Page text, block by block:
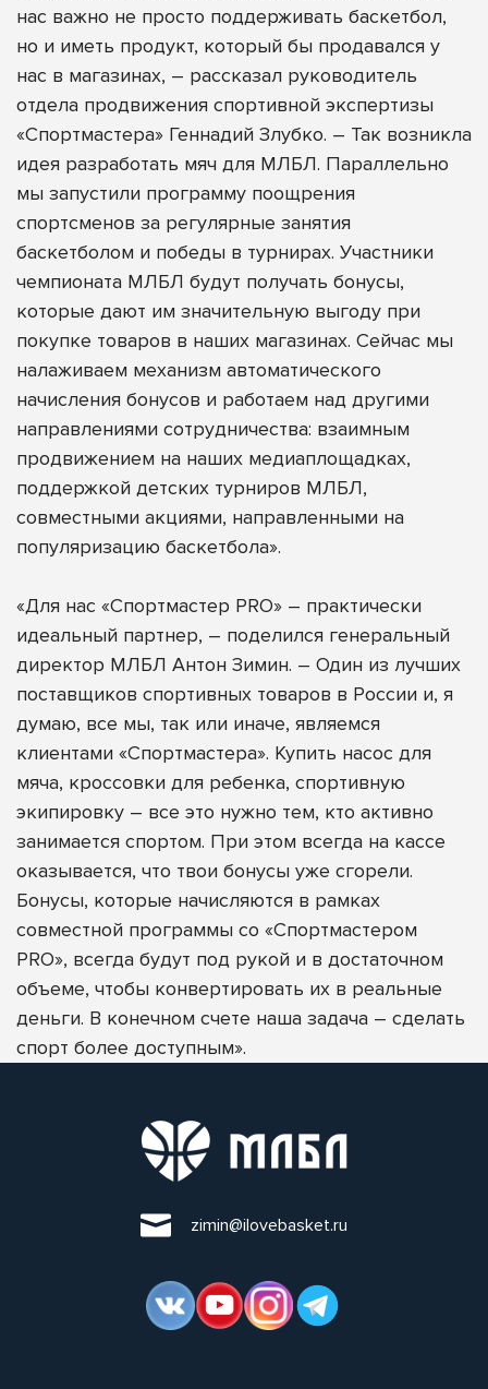
нас важно не просто поддерживать баскетбол,
но и иметь продукт, который бы продавался у
нас в магазинах, – рассказал руководитель
отдела продвижения спортивной экспертизы
«Спортмастера» Геннадий Злубко. – Так возникла
идея разработать мяч для МЛБЛ. Параллельно
мы запустили программу поощрения
спортсменов за регулярные занятия
баскетболом и победы в турнирах. Участники
чемпионата МЛБЛ будут получать бонусы,
которые дают им значительную выгоду при
покупке товаров в наших магазинах. Сейчас мы
налаживаем механизм автоматического
начисления бонусов и работаем над другими
направлениями сотрудничества: взаимным
продвижением на наших медиаплощадках,
поддержкой детских турниров МЛБЛ,
совместными акциями, направленными на
популяризацию баскетбола».
«Для нас «Спортмастер PRO» – практически
идеальный партнер, – поделился генеральный
директор МЛБЛ Антон Зимин. – Один из лучших
поставщиков спортивных товаров в России и, я
думаю, все мы, так или иначе, являемся
клиентами «Спортмастера». Купить насос для
мяча, кроссовки для ребенка, спортивную
экипировку – все это нужно тем, кто активно
занимается спортом. При этом всегда на кассе
оказывается, что твои бонусы уже сгорели.
Бонусы, которые начисляются в рамках
совместной программы со «Спортмастером
PRO», всегда будут под рукой и в достаточном
объеме, чтобы конвертировать их в реальные
деньги. В конечном счете наша задача – сделать
спорт более доступным».
zimin@ilovebasket.ru